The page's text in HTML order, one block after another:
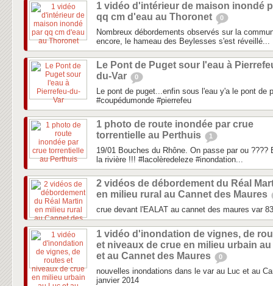
1 vidéo d'intérieur de maison inondé
qq cm d'eau au Thoronet
0
Nombreux débordements observés sur la
encore, le hameau des Beylesses s'est réveillé...
Le Pont de Puget sour l'eau à
du-Var
0
Le pont de puget...enfin sous l'eau y'a le pont de
#coupédumonde #pierrefeu
1 photo de route inondée par crue
torrentielle au Perthuis
1
19/01 Bouches du Rhône. On passe par ou ????
la rivière !!! #lacolèredeleze #inondation...
2 vidéos de débordement du Réal
en milieu rural au Cannet des Maures
crue devant l'EALAT au cannet des maures var 83
1 vidéo d'inondation de vignes, de
et niveaux de crue en milieu urbain
et au Cannet des Maures
0
nouvelles inondations dans le var au Luc et au
janvier 2014